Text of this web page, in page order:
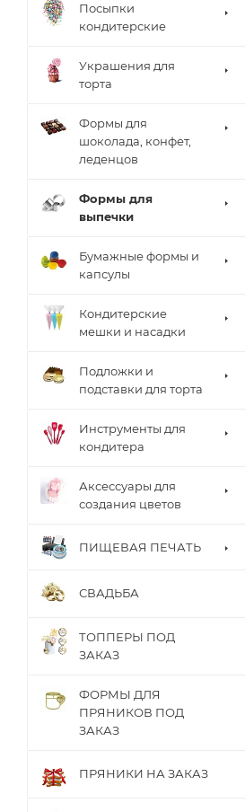
Посыпки
кондитерские
Украшения для
торта
Формы для
шоколада, конфет,
леденцов
Формы для
выпечки
Бумажные формы и
капсулы
Кондитерские
мешки и насадки
Подложки и
подставки для торта
Инструменты для
кондитера
Аксессуары для
создания цветов
ПИЩЕВАЯ ПЕЧАТЬ
СВАДЬБА
ТОППЕРЫ ПОД
ЗАКАЗ
ФОРМЫ ДЛЯ
ПРЯНИКОВ ПОД
ЗАКАЗ
ПРЯНИКИ НА ЗАКАЗ